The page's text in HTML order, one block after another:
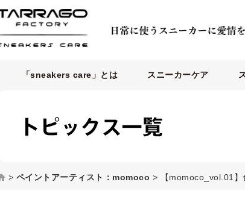
「sneakers care」とは スニーカーケア
> ペイントアーティスト：momoco > 【momoco_vol.01